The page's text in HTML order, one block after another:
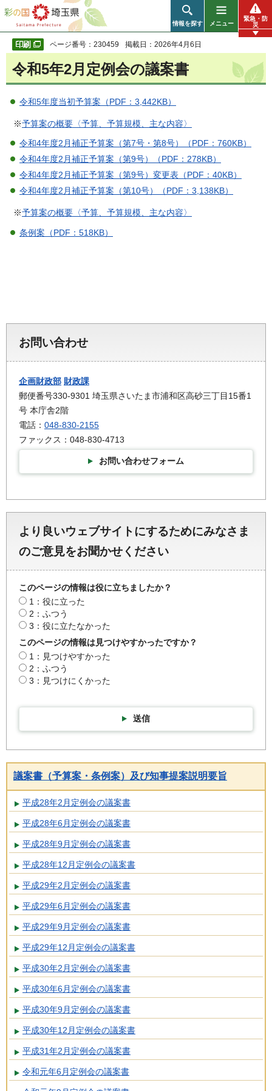
彩の国 埼玉県
情報を探す メニュー
緊急・防
災
ページ番号：230459 掲載日：2026年4月6日
令和5年2月定例会の議案書
令和5年度当初予算案（PDF：3,442KB）
※予算案の概要〈予算、予算規模、主な内容〉
令和4年度2月補正予算案（第7号・第8号）（PDF：760KB）
令和4年度2月補正予算案（第9号）（PDF：278KB）
令和4年度2月補正予算案（第9号）変更表（PDF：40KB）
令和4年度2月補正予算案（第10号）（PDF：3,138KB）
※予算案の概要〈予算、予算規模、主な内容〉
条例案（PDF：518KB）
お問い合わせ
企画財政部 財政課
郵便番号330-9301 埼玉県さいたま市浦和区高砂三丁目15番1
号 本庁舎2階
電話： 048-830-2155
ファックス：048-830-4713
お問い合わせフォーム
より良いウェブサイトにするためにみなさま
のご意見をお聞かせください
このページの情報は役に立ちましたか？
1：役に立った
2：ふつう
3：役に立たなかった
このページの情報は見つけやすかったですか？
1：見つけやすかった
2：ふつう
3：見つけにくかった
送信
議案書（予算案・条例案）及び知事提案説明要旨
平成28年2月定例会の議案書
平成28年6月定例会の議案書
平成28年9月定例会の議案書
平成28年12月定例会の議案書
平成29年2月定例会の議案書
平成29年6月定例会の議案書
平成29年9月定例会の議案書
平成29年12月定例会の議案書
平成30年2月定例会の議案書
平成30年6月定例会の議案書
平成30年9月定例会の議案書
平成30年12月定例会の議案書
平成31年2月定例会の議案書
令和元年6月定例会の議案書